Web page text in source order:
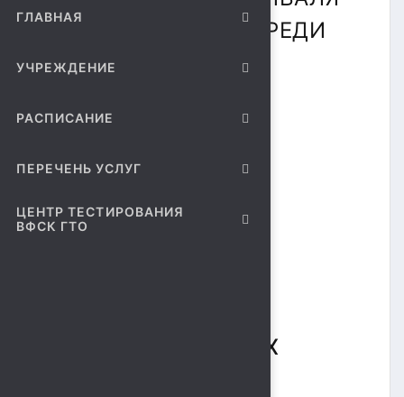
ГЛАВНАЯ
УЧРЕЖДЕНИЕ
РАСПИСАНИЕ
ПЕРЕЧЕНЬ УСЛУГ
ЦЕНТР ТЕСТИРОВАНИЯ
ВФСК ГТО
"ЗВЕЗДОЧКИ ГТО" СРЕДИ
ВОСПИТАННИКОВ
ОБРАЗОВАТЕЛЬНЫХ
УЧРЕЖДЕНИЙ
В ФЕСТИВАЛЕ
ОБРАЗОВАТЕЛЬНЫХ